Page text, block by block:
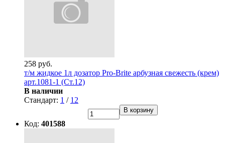
258 руб.
т/м жидкое 1л дозатор Pro-Brite арбузная свежесть (крем)
арт.1081-1 (Ст.12)
В наличии
Стандарт: 1 / 12
В корзину
Код: 401588